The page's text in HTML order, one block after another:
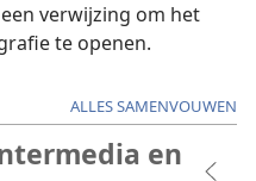
verwijzing om het
te openen.
ALLES SAMENVOUWEN
en